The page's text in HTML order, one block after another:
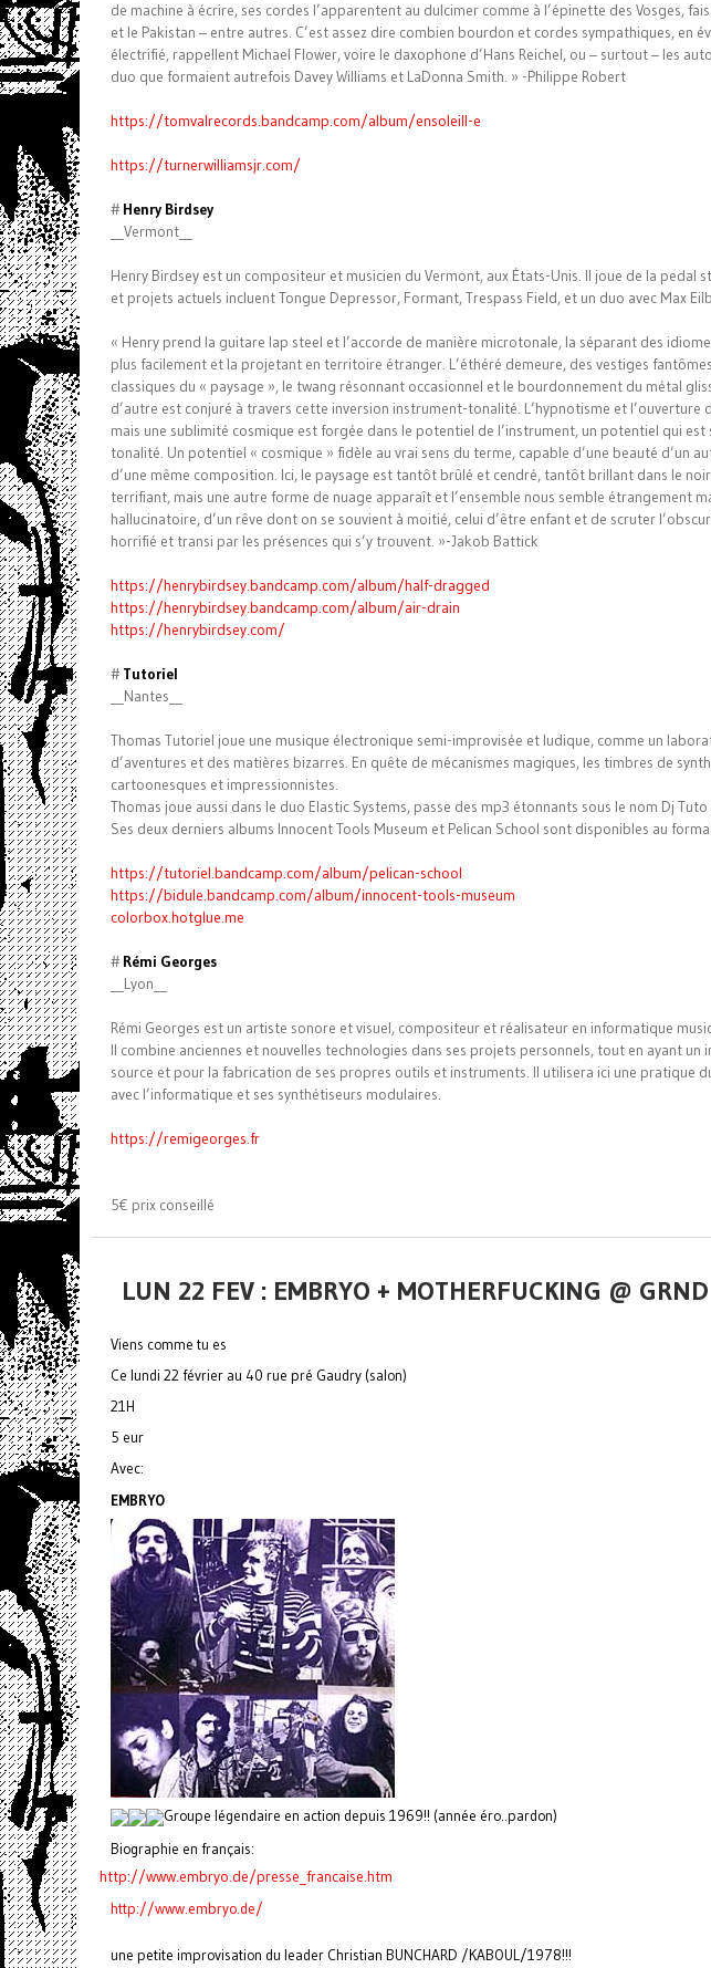
de machine à écrire, ses cordes l’apparentent au dulcimer comme à l’épinette des Vosges,
et le Pakistan – entre autres. C’est assez dire combien bourdon et cordes sympathiques, en
électrifié, rappellent Michael Flower, voire le daxophone d’Hans Reichel, ou – surtout – les
duo que formaient autrefois Davey Williams et LaDonna Smith. » -Philippe Robert
https://tomvalrecords.bandcamp.com/album/ensoleill-e
https://turnerwilliamsjr.com/
# Henry Birdsey
__Vermont__
Henry Birdsey est un compositeur et musicien du Vermont, aux États-Unis. Il joue de la pedal
et projets actuels incluent Tongue Depressor, Formant, Trespass Field, et un duo avec Max
« Henry prend la guitare lap steel et l’accorde de manière microtonale, la séparant des
plus facilement et la projetant en territoire étranger. L’éthéré demeure, des vestiges
classiques du « paysage », le twang résonnant occasionnel et le bourdonnement du métal
d’autre est conjuré à travers cette inversion instrument-tonalité. L’hypnotisme et
mais une sublimité cosmique est forgée dans le potentiel de l’instrument, un potentiel qui
tonalité. Un potentiel « cosmique » fidèle au vrai sens du terme, capable d’une beauté d’un
d’une même composition. Ici, le paysage est tantôt brûlé et cendré, tantôt brillant dans le
terrifiant, mais une autre forme de nuage apparaît et l’ensemble nous semble étrangement
hallucinatoire, d’un rêve dont on se souvient à moitié, celui d’être enfant et de scruter
horrifié et transi par les présences qui s’y trouvent. »-Jakob Battick
https://henrybirdsey.bandcamp.com/album/half-dragged
https://henrybirdsey.bandcamp.com/album/air-drain
https://henrybirdsey.com/
# Tutoriel
__Nantes__
Thomas Tutoriel joue une musique électronique semi-improvisée et ludique, comme un
d’aventures et des matières bizarres. En quête de mécanismes magiques, les timbres de
cartoonesques et impressionnistes.
Thomas joue aussi dans le duo Elastic Systems, passe des mp3 étonnants sous le nom Dj
Ses deux derniers albums Innocent Tools Museum et Pelican School sont disponibles au
https://tutoriel.bandcamp.com/album/pelican-school
https://bidule.bandcamp.com/album/innocent-tools-museum
colorbox.hotglue.me
# Rémi Georges
__Lyon__
Rémi Georges est un artiste sonore et visuel, compositeur et réalisateur en informatique
Il combine anciennes et nouvelles technologies dans ses projets personnels, tout en ayant
source et pour la fabrication de ses propres outils et instruments. Il utilisera ici une pratique
avec l’informatique et ses synthétiseurs modulaires.
https://remigeorges.fr
5€ prix conseillé
LUN 22 FEV : EMBRYO + MOTHERFUCKING @
Viens comme tu es
Ce lundi 22 février au 40 rue pré Gaudry (salon)
21H
5 eur
Avec:
EMBRYO
Groupe légendaire en action depuis 1969!! (année éro..pardon)
Biographie en français:
http://www.embryo.de/presse_ francaise.htm
http://www.embryo.de/
une petite improvisation du leader Christian BUNCHARD /KABOUL/1978!!!